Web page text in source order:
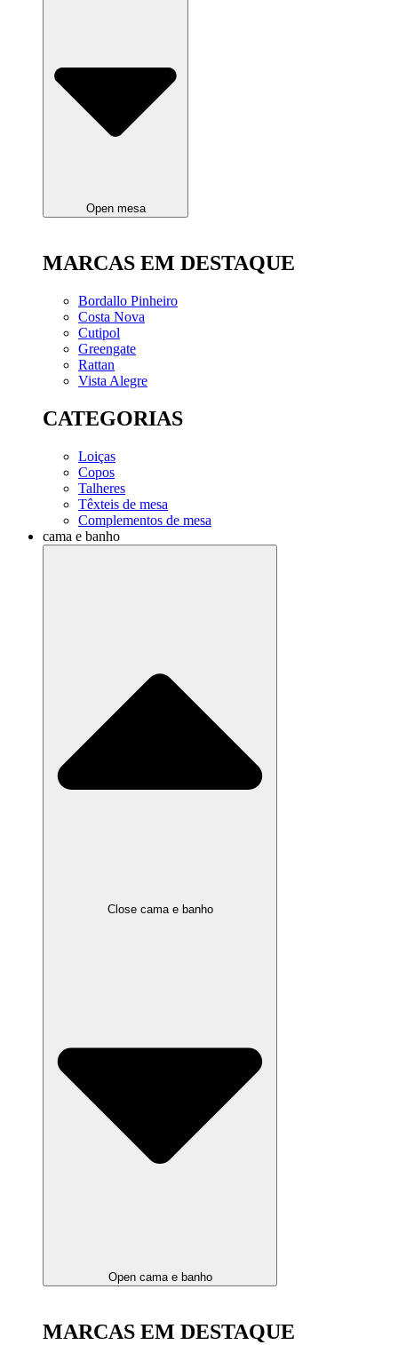
Open mesa
MARCAS EM DESTAQUE
Bordallo Pinheiro
Costa Nova
Cutipol
Greengate
Rattan
Vista Alegre
CATEGORIAS
Loiças
Copos
Talheres
Têxteis de mesa
Complementos de mesa
cama e banho
Close cama e banho
Open cama e banho
MARCAS EM DESTAQUE